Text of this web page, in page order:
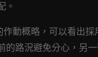
。
動概略，可以看出
的路況避免分心，另